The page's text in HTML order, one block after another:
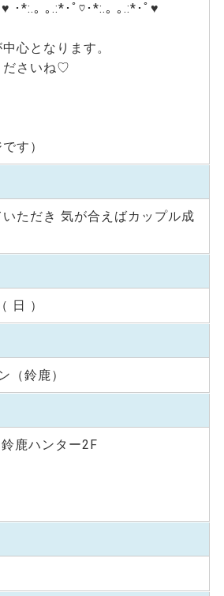
･*:.｡ ｡.:*･ﾟ♡･*:.｡ ｡.:*･ﾟ♥
心となります。
ださいね♡
す）
ただき 気が合えばカップル成
日 ）
（鈴鹿）
鹿ハンター2F